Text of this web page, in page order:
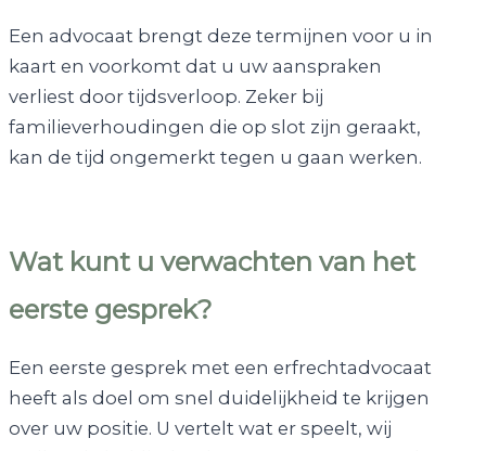
Een advocaat brengt deze termijnen voor u in
kaart en voorkomt dat u uw aanspraken
verliest door tijdsverloop. Zeker bij
familieverhoudingen die op slot zijn geraakt,
kan de tijd ongemerkt tegen u gaan werken.
Wat kunt u verwachten van het
eerste gesprek?
Een eerste gesprek met een erfrechtadvocaat
heeft als doel om snel duidelijkheid te krijgen
over uw positie. U vertelt wat er speelt, wij